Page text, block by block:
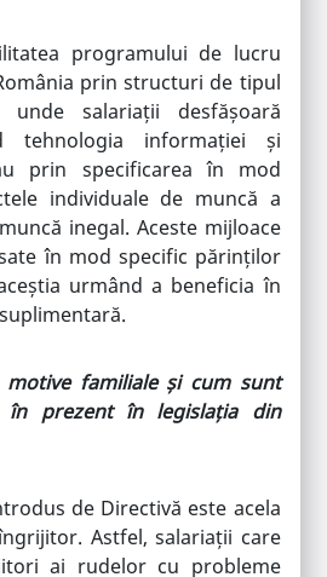
programului de lucru
prin structuri de tipul
unde salariații desfășoară
tehnologia informației și
prin specificarea în mod
individuale de muncă a
inegal. Aceste mijloace
în mod specific părinților
urmând a beneficia în
motive familiale și cum sunt
în prezent în legislația din
de Directivă este acela
Astfel, salariații care
ai rudelor cu probleme